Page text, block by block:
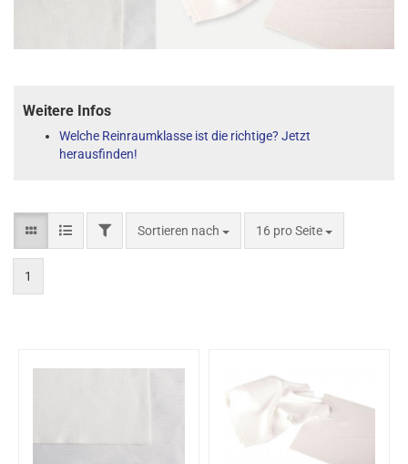
Weitere Infos
Welche Reinraumklasse ist die richtige? Jetzt
herausfinden!
Sortieren nach 16 pro Seite
1